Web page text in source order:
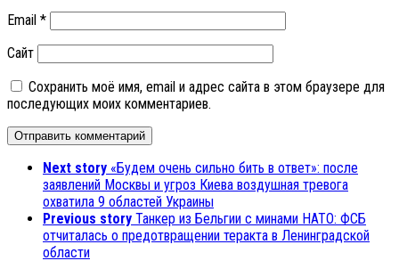
Email *
Сайт
Сохранить моё имя, email и адрес сайта в этом браузере для
последующих моих комментариев.
Next story «Будем очень сильно бить в ответ»: после
заявлений Москвы и угроз Киева воздушная тревога
охватила 9 областей Украины
Previous story Танкер из Бельгии с минами НАТО: ФСБ
отчиталась о предотвращении теракта в Ленинградской
области